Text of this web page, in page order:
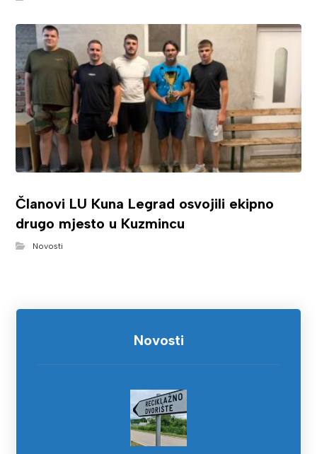
Članovi LU Kuna Legrad osvojili ekipno
drugo mjesto u Kuzmincu
Novosti
Novosti